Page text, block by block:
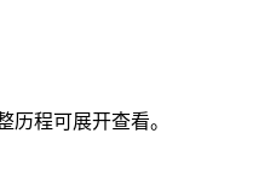
历程可展开查看。